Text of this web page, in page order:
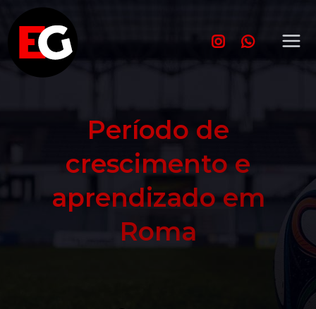
Período de
crescimento e
aprendizado em
Roma